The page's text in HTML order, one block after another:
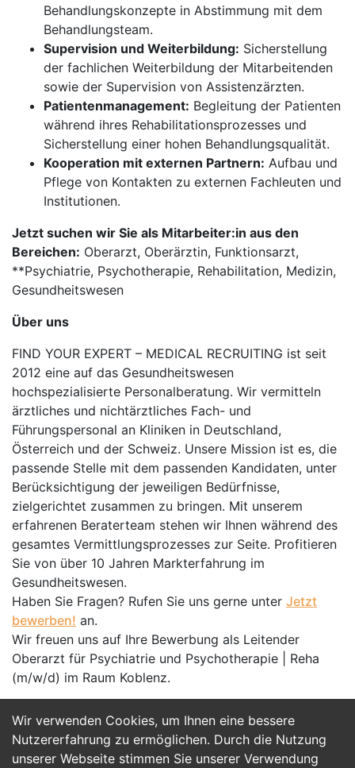
Wir verwenden Cookies, um Ihnen eine bessere
Nutzererfahrung zu ermöglichen. Durch die Nutzung
unserer Webseite stimmen Sie unserer Verwendung
Behandlungskonzepte in Abstimmung mit dem
Behandlungsteam.
Supervision und Weiterbildung: Sicherstellung
der fachlichen Weiterbildung der Mitarbeitenden
sowie der Supervision von Assistenzärzten.
Patientenmanagement: Begleitung der Patienten
während ihres Rehabilitationsprozesses und
Sicherstellung einer hohen Behandlungsqualität.
Kooperation mit externen Partnern: Aufbau und
Pflege von Kontakten zu externen Fachleuten und
Institutionen.
Jetzt suchen wir Sie als Mitarbeiter:in aus den
Bereichen: Oberarzt, Oberärztin, Funktionsarzt,
**Psychiatrie, Psychotherapie, Rehabilitation, Medizin,
Gesundheitswesen
Über uns
FIND YOUR EXPERT – MEDICAL RECRUITING ist seit
2012 eine auf das Gesundheitswesen
hochspezialisierte Personalberatung. Wir vermitteln
ärztliches und nichtärztliches Fach- und
Führungspersonal an Kliniken in Deutschland,
Österreich und der Schweiz. Unsere Mission ist es, die
passende Stelle mit dem passenden Kandidaten, unter
Berücksichtigung der jeweiligen Bedürfnisse,
zielgerichtet zusammen zu bringen. Mit unserem
erfahrenen Beraterteam stehen wir Ihnen während des
gesamtes Vermittlungsprozesses zur Seite. Profitieren
Sie von über 10 Jahren Markterfahrung im
Gesundheitswesen.
Haben Sie Fragen? Rufen Sie uns gerne unter Jetzt
bewerben! an.
Wir freuen uns auf Ihre Bewerbung als Leitender
Oberarzt für Psychiatrie und Psychotherapie | Reha
(m/w/d) im Raum Koblenz.
Jetzt Bewerben